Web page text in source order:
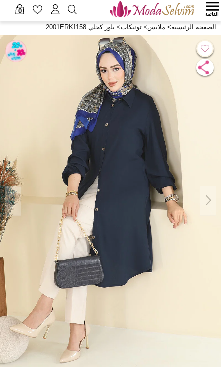
0 القائمة
الصفحة الرئيسية> ملابس> تونيكات> بلوز كحلي 2001ERK1158